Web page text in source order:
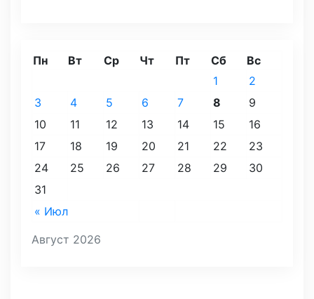
Август 2026
Пн Вт Ср Чт Пт Сб Вс
« Июл
1
2
3
4 5 6 7 8
9
10
11 12 13 14 15
16
17
18 19 20 21 22
23
24
25 26 27 28 29
30
31